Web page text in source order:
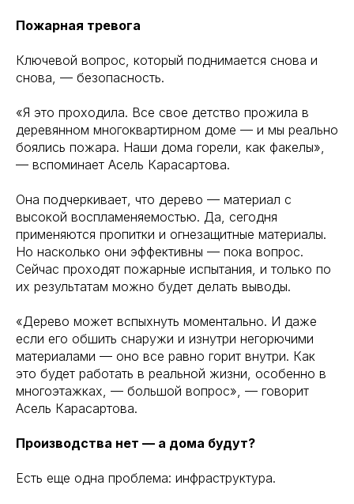
Пожарная тревога
Ключевой вопрос, который поднимается снова и
снова, — безопасность.
«Я это проходила. Все свое детство прожила в
деревянном многоквартирном доме — и мы реально
боялись пожара. Наши дома горели, как факелы»,
— вспоминает Асель Карасартова.
Она подчеркивает, что дерево — материал с
высокой воспламеняемостью. Да, сегодня
применяются пропитки и огнезащитные материалы.
Но насколько они эффективны — пока вопрос.
Сейчас проходят пожарные испытания, и только по
их результатам можно будет делать выводы.
«Дерево может вспыхнуть моментально. И даже
если его обшить снаружи и изнутри негорючими
материалами — оно все равно горит внутри. Как
это будет работать в реальной жизни, особенно в
многоэтажках, — большой вопрос», — говорит
Асель Карасартова.
Производства нет — а дома будут?
Есть еще одна проблема: инфраструктура.